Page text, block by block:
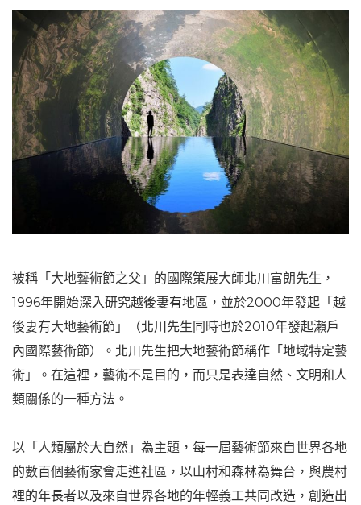
被稱「大地藝術節之父」的國際策展大師北川富朗先生，
1996年開始深入研究越後妻有地區，並於2000年發起「越
後妻有大地藝術節」（北川先生同時也於2010年發起瀨戶
內國際藝術節）。北川先生把大地藝術節稱作「地域特定藝
術」。在這裡，藝術不是目的，而只是表達自然、文明和人
類關係的一種方法。
以「人類屬於大自然」為主題，每一屆藝術節來自世界各地
的數百個藝術家會走進社區，以山村和森林為舞台，與農村
裡的年長者以及來自世界各地的年輕義工共同改造，創造出